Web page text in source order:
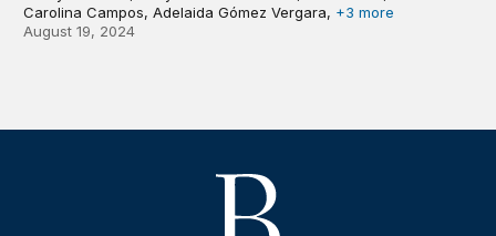
Carolina Campos, Adelaida Gómez Vergara, +3 more
August 19, 2024